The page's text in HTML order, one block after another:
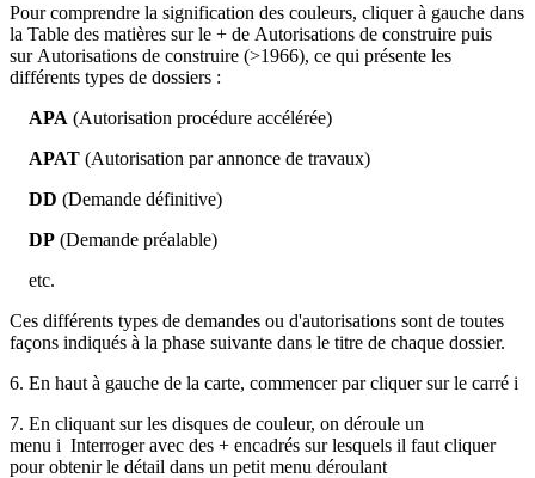
Pour comprendre la signification des couleurs, cliquer à gauche dans
la Table des matières sur le + de Autorisations de construire puis
sur Autorisations de construire (>1966), ce qui présente les
différents types de dossiers :
APA (Autorisation procédure accélérée)
APAT (Autorisation par annonce de travaux)
DD (Demande définitive)
DP (Demande préalable)
etc.
Ces différents types de demandes ou d'autorisations sont de toutes
façons indiqués à la phase suivante dans le titre de chaque dossier.
6. En haut à gauche de la carte, commencer par cliquer sur le carré i
7. En cliquant sur les disques de couleur, on déroule un
menu i Interrogeravec des + encadrés sur lesquels il faut cliquer
pour obtenir le détail dans un petit menu déroulant